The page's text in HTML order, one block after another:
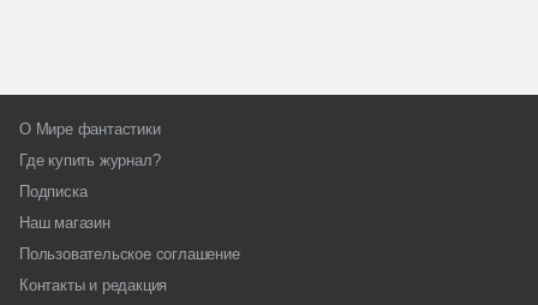
О Мире фантастики
Где купить журнал?
Подписка
Наш магазин
Пользовательское соглашение
Контакты и редакция